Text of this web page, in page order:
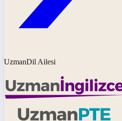
UzmanDil Ailesi